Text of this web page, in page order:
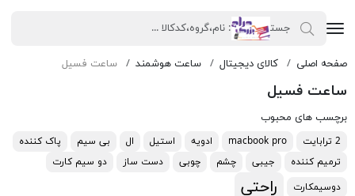
صفحه اصلی کالای دیجیتال ساعت هوشمند ساعت فسیل
ساعت فسیل
برچسب های محبوب
2 ترابایت macbook pro ادویه استیل ال بی سیم
پاک کننده
ترمیم کننده
جیبی چشم چوبی دست ساز
دو سیم کارت
دوسیمکارت
راحتی